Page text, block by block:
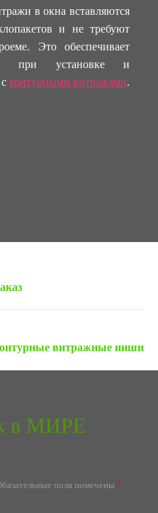
в окна вставляются
и не требуют
Это обеспечивает
при установке и
контурными витражами.
витражные ниши
в МИРЕ
поля помечены *